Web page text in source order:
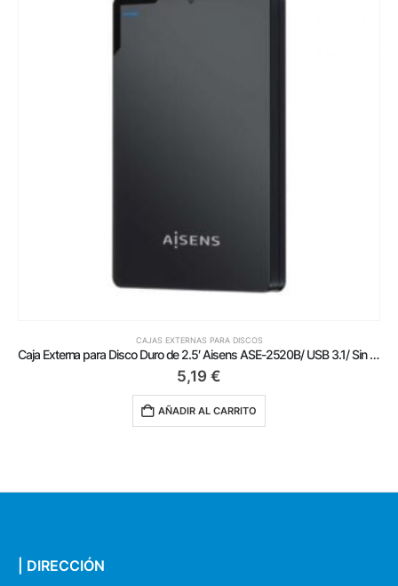
CAJAS EXTERNAS PARA DISCOS
Caja Externa para Disco Duro de 2.5′ Aisens ASE-2520B/ USB 3.1/ Sin tornillos
5,19 €
AÑADIR AL CARRITO
| DIRECCIÓN